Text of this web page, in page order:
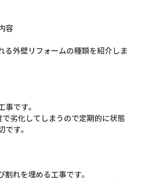
容
る外壁リフォームの種類を紹介しま
です。
劣化してしまうので定期的に状態
す。
れを埋める工事です。